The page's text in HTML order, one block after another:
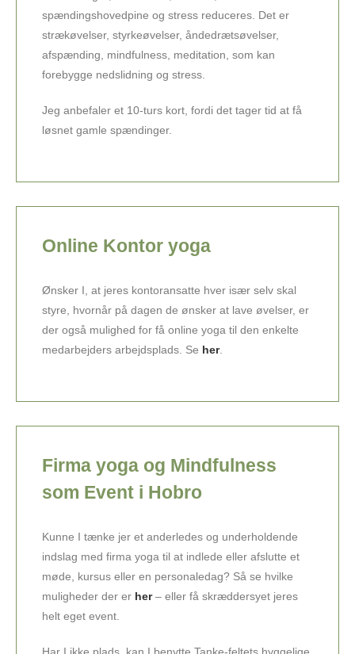
spændingshovedpine og stress reduceres. Det er
strækøvelser, styrkeøvelser, åndedrætsøvelser,
afspænding, mindfulness, meditation, som kan
forebygge nedslidning og stress.
Jeg anbefaler et 10-turs kort, fordi det tager tid at få
løsnet gamle spændinger.
Online Kontor yoga
Ønsker I, at jeres kontoransatte hver især selv skal
styre, hvornår på dagen de ønsker at lave øvelser, er
der også mulighed for få online yoga til den enkelte
medarbejders arbejdsplads. Se her.
Firma yoga og Mindfulness
som Event i Hobro
Kunne I tænke jer et anderledes og underholdende
indslag med firma yoga til at indlede eller afslutte et
møde, kursus eller en personaledag? Så se hvilke
muligheder der er her– eller få skræddersyet jeres
helt eget event.